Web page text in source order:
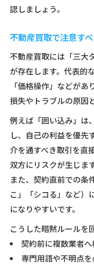
認しましょう。
不動産買取で注意す
不動産買取には「三大
が存在します。代表的
「価格操作」などが
損失やトラブルの原因
例えば「囲い込み」は
し、自己の利益を優先
介を通すべき取引を直
双方にリスクが生じます
また、契約直前での条
こ」「シコる」など）
になりやすいです。
こうした暗黙ルールを
契約前に複数業者へ
専門用語や不明点